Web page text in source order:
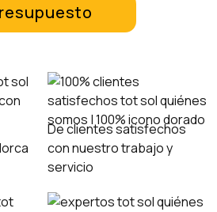
De clientes satisfechos
con nuestro trabajo y
servicio